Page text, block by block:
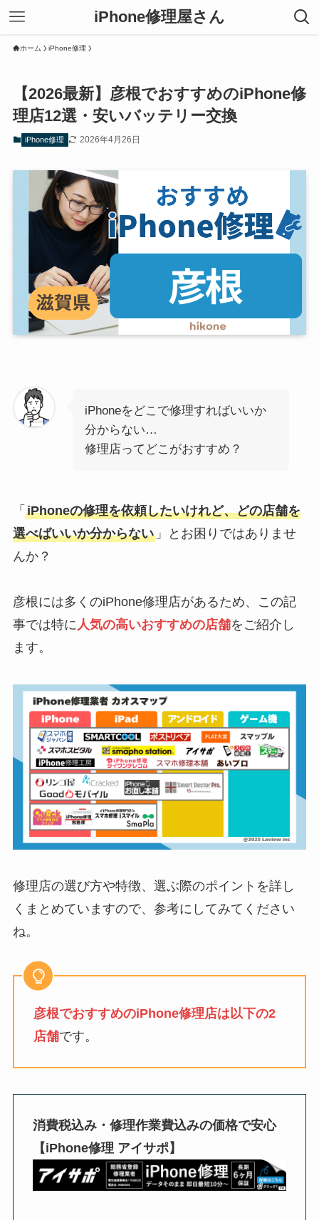
iPhone修理屋さん
ホーム iPhone修理
【2026最新】彦根でおすすめのiPhone修
理店12選・安いバッテリー交換
iPhone修理 2026年4月26日
iPhoneをどこで修理すればいいか
分からない…
修理店ってどこがおすすめ？
「 iPhoneの修理を依頼したいけれど、どの店舗を
選べばいいか分からない」とお困りではありませ
んか？
彦根には多くのiPhone修理店があるため、この記
事では特に 人気の高いおすすめの店舗をご紹介し
ます。
修理店の選び方や特徴、選ぶ際のポイントを詳し
くまとめていますので、参考にしてみてください
ね。
彦根でおすすめのiPhone修理店は以下の2
店舗です。
消費税込み・修理作業費込みの価格で安心
【iPhone修理 アイサポ】